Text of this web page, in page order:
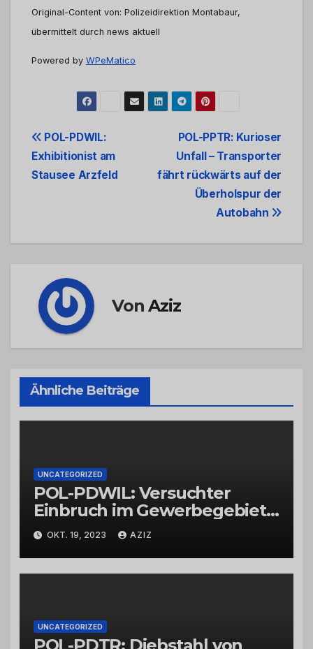
Original-Content von: Polizeidirektion Montabaur,
übermittelt durch news aktuell
Powered by WPeMatico
Beitrags-
Navigation
POL-PPTR: Kurioser
Unfall – Transporter
fährt rückwärts auf der
Überholspur der
Autobahn
POL-PDWIL:
Exhibitionist am
Stausee Arzfeld
VonAziz
Ähnliche Beiträge
UNCATEGORIZED
POL-PDWIL: Versuchter
Einbruch im Gewerbegebiet
Wittlich
OKT. 19, 2023 AZIZ
UNCATEGORIZED